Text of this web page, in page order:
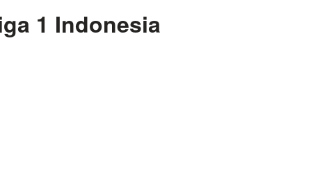
1 Indonesia